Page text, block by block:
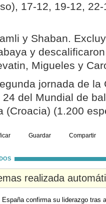
17-12, 19-12,
y Shaban.
y
Migueles y
jornada de la
del Mundial de
(Croacia) (1.200
Guardar Compartir
realizada
España confirma su liderazgo tras